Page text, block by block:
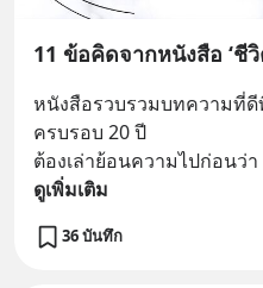
11 ข้อคิดจากหนังสือ ‘ชี
หนังสือรวบรวมบทความที่
ครบรอบ 20 ปี
ต้องเล่าย้อนความไปก่อนว่
ดูเพิ่มเติม
36 บันทึก